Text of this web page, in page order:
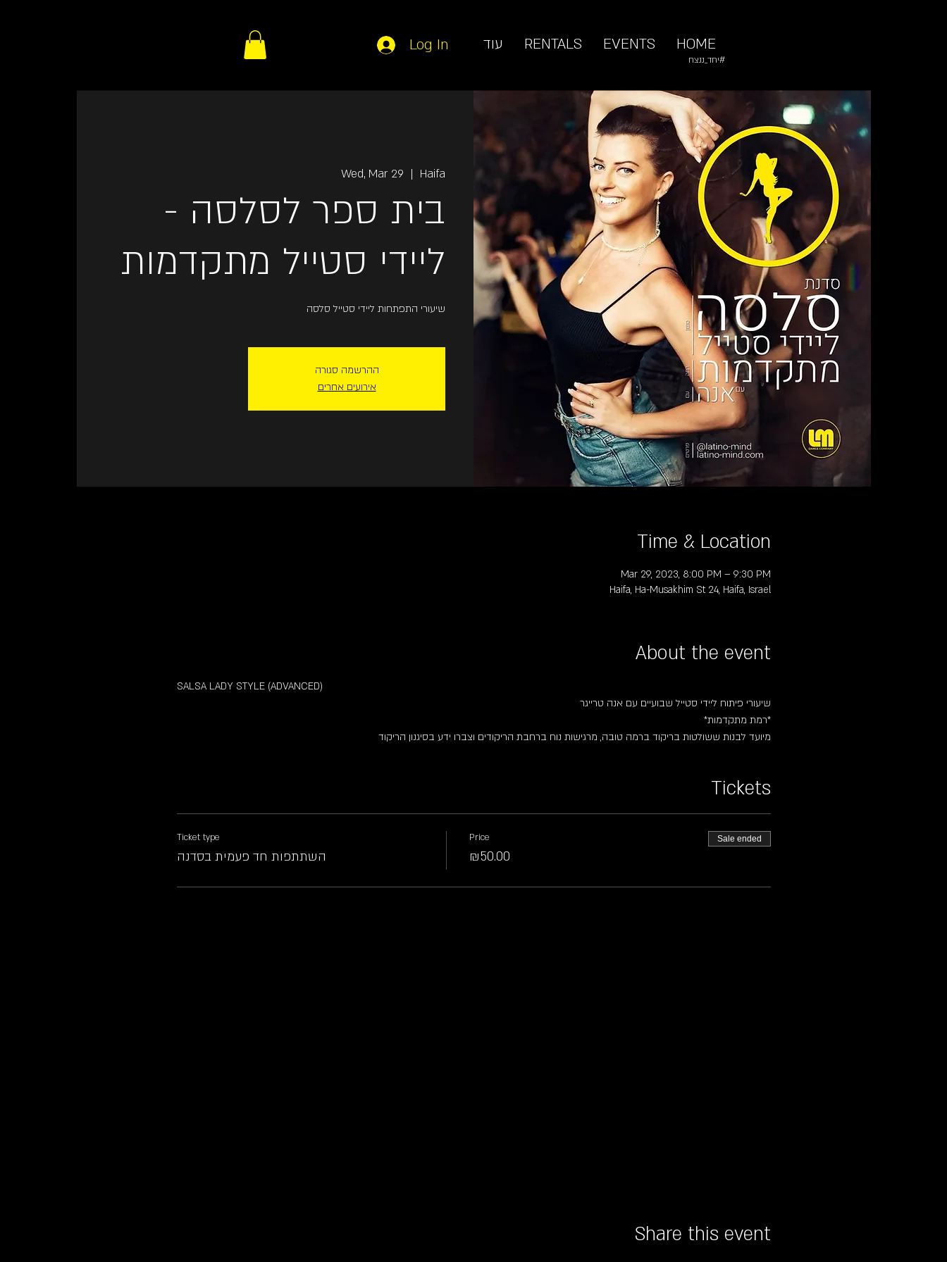
Log In HOME
EVENTS
RENTALS עוד
#יחד_ננצח
Wed, Mar 29
  |
Haifa
בית ספר לסלסה -
ליידי סטייל מתקדמות
שיעורי התפתחות ליידי סטייל סלסה
ההרשמה סגורה
אירועים אחרים
Time & Location
Mar 29, 2023, 8:00 PM – 9:30 PM
Haifa, Ha-Musakhim St 24, Haifa, Israel
About the event
SALSA LADY STYLE (ADVANCED)
שיעורי פיתוח ליידי סטייל שבועיים עם אנה טרייגר
*רמת מתקדמות*
מיועד לבנות ששולטות בריקוד ברמה טובה, מרגישות נוח ברחבת הריקודים וצברו ידע בסיגנון הריקוד
Tickets
Ticket type
השתתפות חד פעמית בסדנה
Price
₪50.00
Sale ended
Share this event